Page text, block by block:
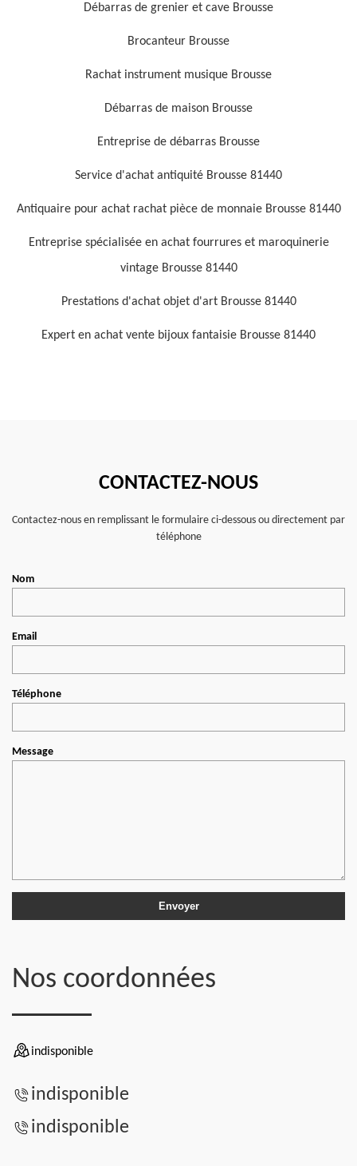
Débarras de grenier et cave Brousse
Brocanteur Brousse
Rachat instrument musique Brousse
Débarras de maison Brousse
Entreprise de débarras Brousse
Service d'achat antiquité Brousse 81440
Antiquaire pour achat rachat pièce de monnaie Brousse 81440
Entreprise spécialisée en achat fourrures et maroquinerie
vintage Brousse 81440
Prestations d'achat objet d'art Brousse 81440
Expert en achat vente bijoux fantaisie Brousse 81440
CONTACTEZ-NOUS
Contactez-nous en remplissant le formulaire ci-dessous ou directement par
téléphone
Nom
Email
Téléphone
Message
Nos coordonnées
indisponible
indisponible
indisponible